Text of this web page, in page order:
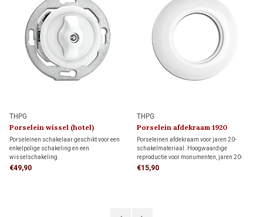
THPG
Porselein wissel (hotel)
schakelaar 1920
Porseleinen schakelaar geschikt voor een
enkelpolige schakeling en een
wisselschakeling.
Enkelpolige schakeling: bedient de
€49,90
THPG
Porselein afdekraam 1920
Porseleinen afdekraam voor jaren 20-
schakelmateriaal. Hoogwaardige
reproductie voor monumenten, jaren 20-
woningen en klassieke interieurs.
€15,90